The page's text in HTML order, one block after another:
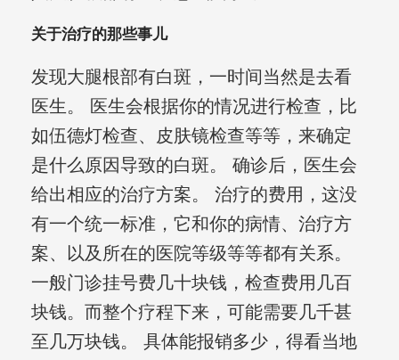
关于治疗的那些事儿
发现大腿根部有白斑，一时间当然是去看
医生。 医生会根据你的情况进行检查，比
如伍德灯检查、皮肤镜检查等等，来确定
是什么原因导致的白斑。 确诊后，医生会
给出相应的治疗方案。 治疗的费用，这没
有一个统一标准，它和你的病情、治疗方
案、以及所在的医院等级等等都有关系。
一般门诊挂号费几十块钱，检查费用几百
块钱。而整个疗程下来，可能需要几千甚
至几万块钱。 具体能报销多少，得看当地